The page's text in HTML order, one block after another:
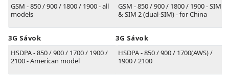
GSM - 850 / 900 / 1800 / 1900 - all
models
3G Sávok
HSDPA - 850 / 900 / 1700 / 1900 /
2100 - American model
GSM - 850 / 900 / 1800 / 1900 - SIM 1
& SIM 2 (dual-SIM) - for China
3G Sávok
HSDPA - 850 / 900 / 1700(AWS) /
1900 / 2100